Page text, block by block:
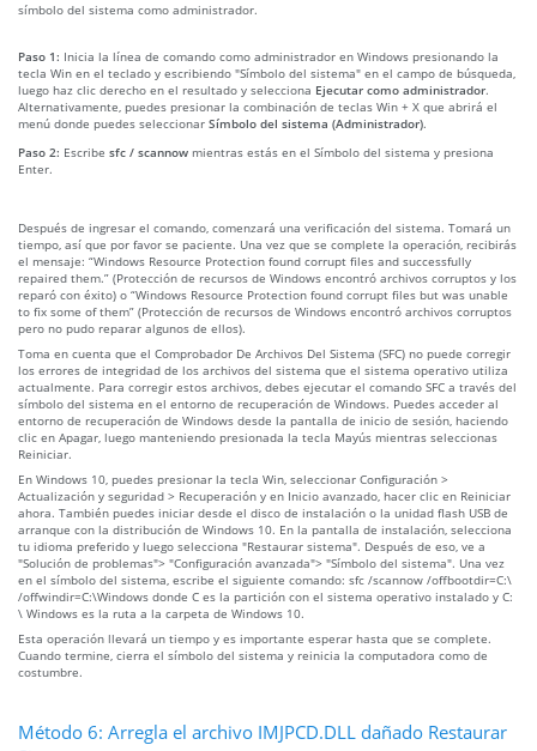
símbolo del sistema como administrador.
Paso 1: Inicia la línea de comando como administrador en Windows presionando la
tecla Win en el teclado y escribiendo "Símbolo del sistema" en el campo de búsqueda,
luego haz clic derecho en el resultado y selecciona Ejecutar como administrador.
Alternativamente, puedes presionar la combinación de teclas Win + X que abrirá el
menú donde puedes seleccionar Símbolo del sistema (Administrador).
Paso 2: Escribe sfc / scannow mientras estás en el Símbolo del sistema y presiona
Enter.
Después de ingresar el comando, comenzará una verificación del sistema. Tomará un
tiempo, así que por favor se paciente. Una vez que se complete la operación, recibirás
el mensaje: “Windows Resource Protection found corrupt files and successfully
repaired them.” (Protección de recursos de Windows encontró archivos corruptos y los
reparó con éxito) o “Windows Resource Protection found corrupt files but was unable
to fix some of them” (Protección de recursos de Windows encontró archivos corruptos
pero no pudo reparar algunos de ellos).
Toma en cuenta que el Comprobador De Archivos Del Sistema (SFC) no puede corregir
los errores de integridad de los archivos del sistema que el sistema operativo utiliza
actualmente. Para corregir estos archivos, debes ejecutar el comando SFC a través del
símbolo del sistema en el entorno de recuperación de Windows. Puedes acceder al
entorno de recuperación de Windows desde la pantalla de inicio de sesión, haciendo
clic en Apagar, luego manteniendo presionada la tecla Mayús mientras seleccionas
Reiniciar.
En Windows 10, puedes presionar la tecla Win, seleccionar Configuración >
Actualización y seguridad > Recuperación y en Inicio avanzado, hacer clic en Reiniciar
ahora. También puedes iniciar desde el disco de instalación o la unidad flash USB de
arranque con la distribución de Windows 10. En la pantalla de instalación, selecciona
tu idioma preferido y luego selecciona "Restaurar sistema". Después de eso, ve a
"Solución de problemas"> "Configuración avanzada"> "Símbolo del sistema". Una vez
en el símbolo del sistema, escribe el siguiente comando: sfc /scannow /offbootdir=C:\
/offwindir=C:\Windows donde C es la partición con el sistema operativo instalado y C:
\ Windows es la ruta a la carpeta de Windows 10.
Esta operación llevará un tiempo y es importante esperar hasta que se complete.
Cuando termine, cierra el símbolo del sistema y reinicia la computadora como de
costumbre.
Método 6: Arregla el archivo IMJPCD.DLL dañado Restaurar